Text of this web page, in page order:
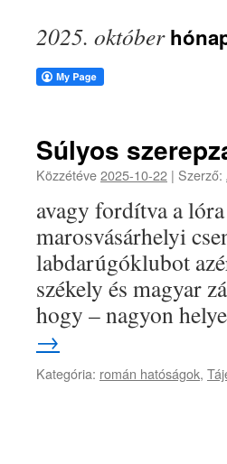
2025. október
Súlyos
Közzétéve2025-10-22 | Szerző:
avagy fordítva a
marosvásárhelyi
labdarúgóklubot
székely és magyar
hogy – nagyon
→
Kategória: román hatóságok,